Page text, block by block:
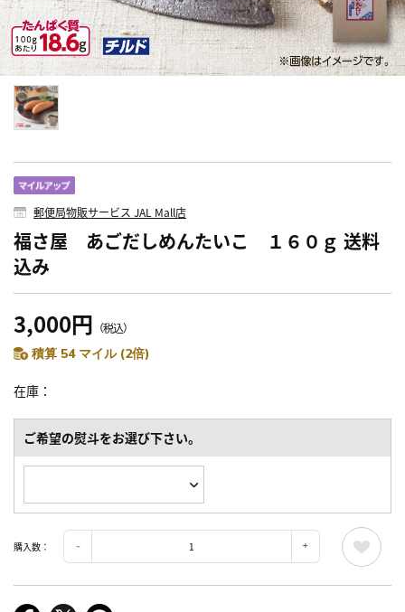
郵便局物販サービス JAL Mall店
福さ屋 あごだしめんたいこ １６０ｇ 送料
込み
3,000円 （税込）
積算 54 マイル (2倍)
在庫
ご希望の熨斗をお選び下さい。
購入数：